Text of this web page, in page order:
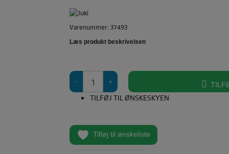
var:
Den
pris
er:
Varenummer: 37493
Læs produkt beskrivelsen
MO-
104D
antal
TILFØJ TIL ØNSKESKYEN
Tilføj til ønskeliste